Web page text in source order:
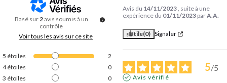
Basé sur2avis soumis à un
contrôle
Voir tous les avis sur ce site
5 étoiles
2
4étoiles
0
3 étoiles
0
Avis du 14/11/2023, suite à une
expérience du 01/11/2023 parA.A.
Utile(0) Signaler
5/5
Avis vérifié